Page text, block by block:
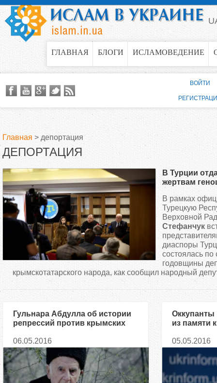
Jump to navigation
ГЛАВНАЯ БЛОГИ ИСЛАМОВЕДЕНИЕ
В
ы
з
ь
Главная > депортация
ДЕПОРТАЦИЯ
В Турции
жертвам
В рамках
Турецкую
Верховной
Стефанчук
диаспоры
состоялась по
годовщины
крымскотатарского народа, как сообщил народный
Гульнара Абдулла об истории
репрессий против крымских
06.05.2016
Оккупанты
из памяти
05.05.2016
ВОЙТИ